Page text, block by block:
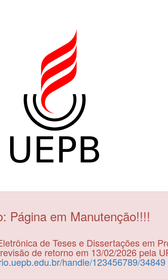
Página em Manutenção!!!!
de Teses e Dissertações em
de retorno em 13/02/2026 pela
handle/123456789/34849